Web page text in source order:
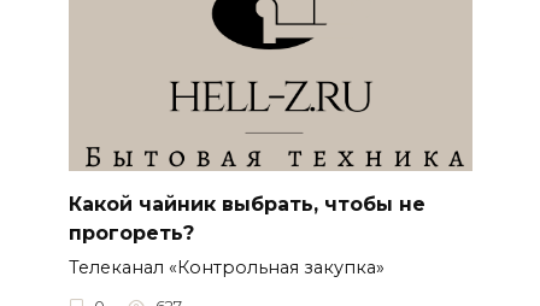
Какой чайник выбрать, чтобы не
прогореть?
Телеканал «Контрольная закупка»